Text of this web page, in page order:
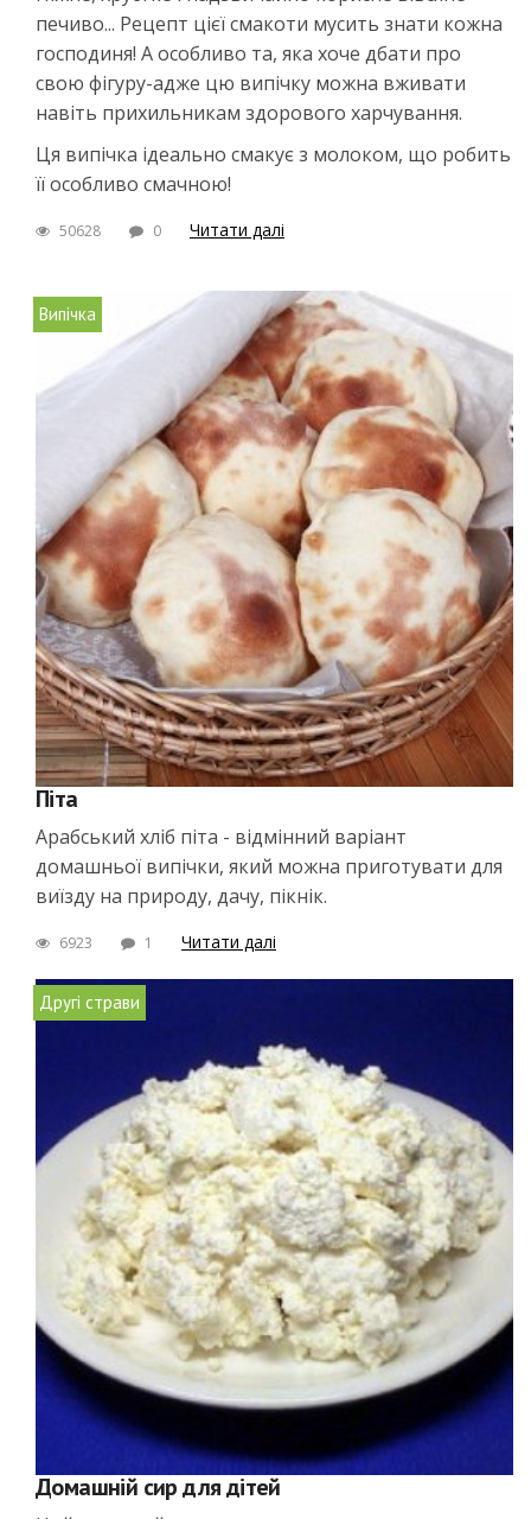
печиво... Рецепт цієї смакоти мусить знати кожна
господиня! А особливо та, яка хоче дбати про
свою фігуру-адже цю випічку можна вживати
навіть прихильникам здорового харчування.
Ця випічка ідеально смакує з молоком, що робить
її особливо смачною!
50628 0 Читати далі
Випічка
Піта
Арабський хліб піта - відмінний варіант
домашньої випічки, який можна приготувати для
виїзду на природу, дачу, пікнік.
6923 1 Читати далі
Другі страви
Домашній сир для дітей